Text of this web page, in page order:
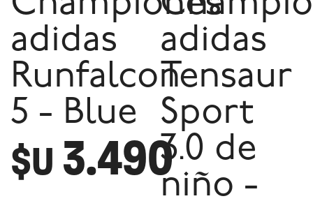
adidas
Runfalcon
5 - Blue
$U 3.490
adidas
Tensaur
Sport
3.0 de
niño -